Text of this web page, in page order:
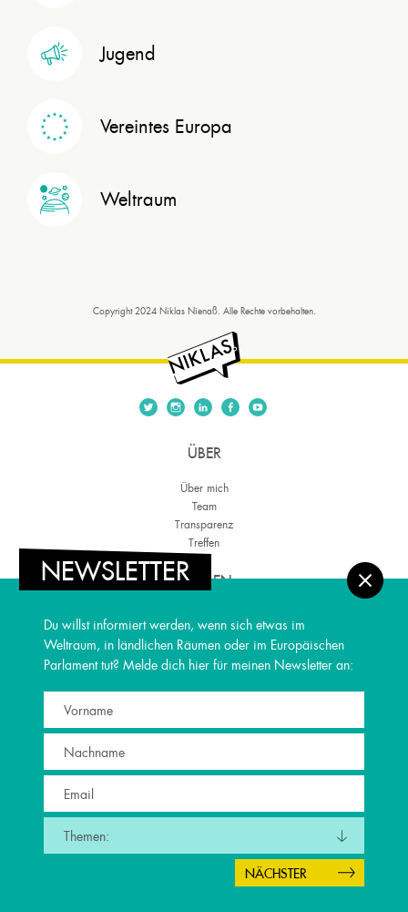
Jugend
Vereintes Europa
Weltraum
Copyright 2024 Niklas Nienaß. Alle Rechte vorbehalten.
ÜBER
Über mich
Team
Transparenz
Treffen
THEMEN
Regionale Entwicklung
Kultur & Medien
Jugend
Vereintes Europa
Weltraum
PRESSE
Podcast
Newsletter
NEWSLETTER
Du willst informiert werden, wenn sich etwas im
Weltraum, in ländlichen Räumen oder im Europäischen
Parlament tut? Melde dich hier für meinen Newsletter an:
Themen: